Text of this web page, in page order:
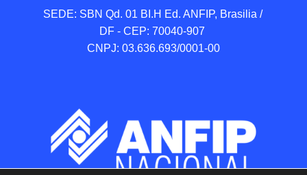
SEDE: SBN Qd. 01 BI.H Ed. ANFIP, Brasilia /
DF - CEP: 70040-907
CNPJ: 03.636.693/0001-00